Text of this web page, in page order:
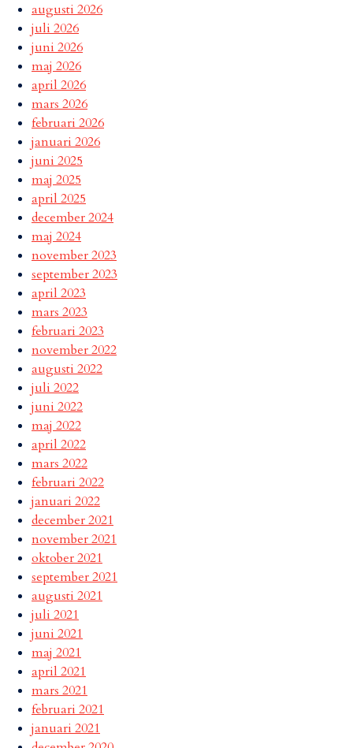
augusti 2026
juli 2026
juni 2026
maj 2026
april 2026
mars 2026
februari 2026
januari 2026
juni 2025
maj 2025
april 2025
december 2024
maj 2024
november 2023
september 2023
april 2023
mars 2023
februari 2023
november 2022
augusti 2022
juli 2022
juni 2022
maj 2022
april 2022
mars 2022
februari 2022
januari 2022
december 2021
november 2021
oktober 2021
september 2021
augusti 2021
juli 2021
juni 2021
maj 2021
april 2021
mars 2021
februari 2021
januari 2021